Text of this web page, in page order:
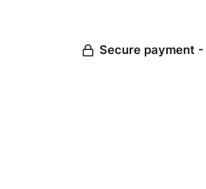
Secure payment